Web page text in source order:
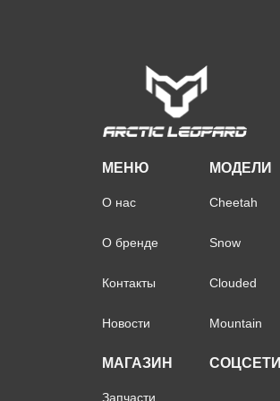
СОЦСЕТИ
Запчасти
МАГАЗИН
Mountain
Clouded
Snow
Cheetah
МОДЕЛИ
Новости
Контакты
О бренде
О нас
МЕНЮ